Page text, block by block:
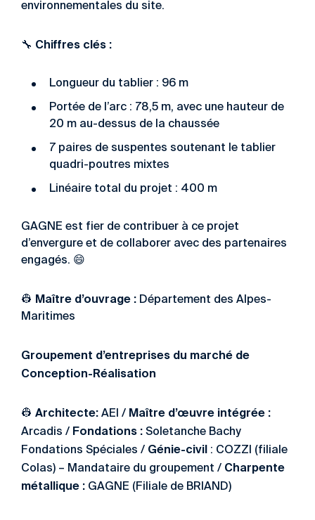
environnementales du site.
🔧 Chiffres clés :
Longueur du tablier : 96 m
Portée de l’arc : 78,5 m, avec une hauteur de
20 m au-dessus de la chaussée
7 paires de suspentes soutenant le tablier
quadri-poutres mixtes
Linéaire total du projet : 400 m
GAGNE est fier de contribuer à ce projet
d’envergure et de collaborer avec des partenaires
engagés. 😄
👷 Maître d’ouvrage : Département des Alpes-
Maritimes
Groupement d’entreprises du marché de
Conception-Réalisation
👷 Architecte: AEI / Maître d’œuvre intégrée :
Arcadis / Fondations : Soletanche Bachy
Fondations Spéciales / Génie-civil : COZZI (filiale
Colas) – Mandataire du groupement / Charpente
métallique : GAGNE (Filiale de BRIAND)